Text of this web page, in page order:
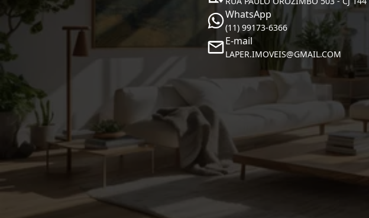
WhatsApp
(11) 99173-6366
E-mail
LAPER.IMOVEIS@GMAIL.COM